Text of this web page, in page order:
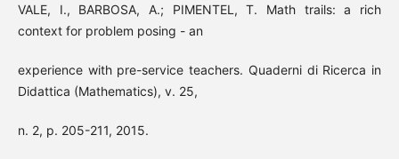
VALE, I., BARBOSA, A.; PIMENTEL, T. Math trails: a rich
context for problem posing - an
experience with pre-service teachers. Quaderni di Ricerca in
Didattica (Mathematics), v. 25,
n. 2, p. 205-211, 2015.